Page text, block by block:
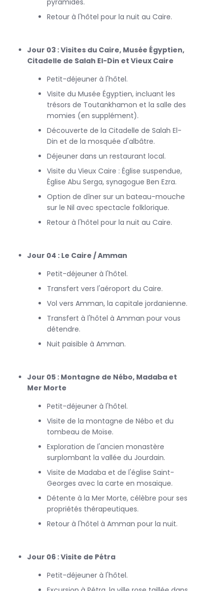
paysages époustouflants. Ce voyage vous permettra de
découvrir deux des destinations les plus emblématiques du
inoubliables. Réservez dès maintenant votre aventure et
préparez-vous à explorer ces trésors du patrimoine
pyramides.
Retour à l'hôtel pour la nuit au Caire.
Jour 03 : Visites du Caire, Musée Égyptien,
Citadelle de Salah El-Din et Vieux Caire
Petit-déjeuner à l'hôtel.
Visite du Musée Égyptien, incluant les
trésors de Toutankhamon et la salle des
momies (en supplément).
Découverte de la Citadelle de Salah El-
Din et de la mosquée d'albâtre.
Déjeuner dans un restaurant local.
Visite du Vieux Caire : Église suspendue,
Église Abu Serga, synagogue Ben Ezra.
Option de dîner sur un bateau-mouche
sur le Nil avec spectacle folklorique.
Retour à l'hôtel pour la nuit au Caire.
Jour 04 : Le Caire / Amman
Petit-déjeuner à l'hôtel.
Transfert vers l'aéroport du Caire.
Vol vers Amman, la capitale jordanienne.
Transfert à l'hôtel à Amman pour vous
détendre.
Nuit paisible à Amman.
Jour 05 : Montagne de Nébo, Madaba et
Mer Morte
Petit-déjeuner à l'hôtel.
Visite de la montagne de Nébo et du
tombeau de Moïse.
Exploration de l'ancien monastère
surplombant la vallée du Jourdain.
Visite de Madaba et de l'église Saint-
Georges avec la carte en mosaïque.
Détente à la Mer Morte, célèbre pour ses
propriétés thérapeutiques.
Retour à l'hôtel à Amman pour la nuit.
Jour 06 : Visite de Pétra
Petit-déjeuner à l'hôtel.